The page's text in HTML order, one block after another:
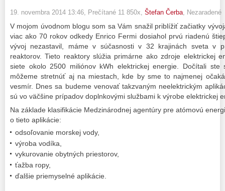
19. novembra 2014 13:46 , Prečítané 11 850x, Štefan Čerba Nezaradené
V mojom úvodnom blogu som sa Vám snažil priblížiť začiatky
viac ako 70 rokov odkedy Enrico Fermi dosiahol prvú riadenú
vývoj nezastavil, máme v súčasnosti v 32 krajinách sveta v
reaktorov. Tieto reaktory slúžia primárne ako zdroje elektrickej
siete okolo 2500 miliónov kWh elektrickej energie. Dočítali
môžeme stretnúť aj na miestach, kde by sme to najmenej
vesmír. Dnes sa budeme venovať takzvaným neelektrickým
sú vo väčšine prípadov doplnkovými službami k výrobe elektrickej
Na základe klasifikácie Medzinárodnej agentúry pre atómovú
o tieto aplikácie:
odsoľovanie morskej vody,
výroba vodíka,
vykurovanie obytných priestorov,
ťažba ropy,
ďalšie priemyselné aplikácie.